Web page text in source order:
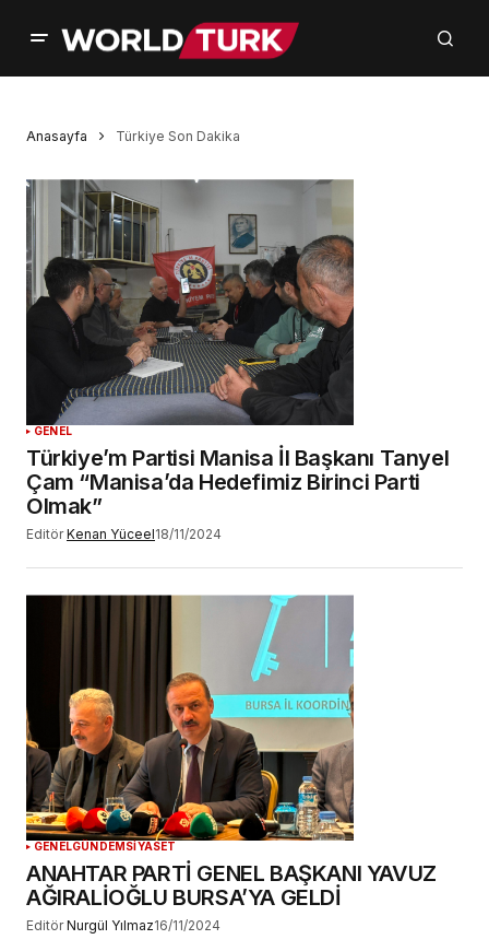
Anasayfa Türkiye Son Dakika
GENEL
Türkiye’m Partisi Manisa İl Başkanı Tanyel
Çam “Manisa’da Hedefimiz Birinci Parti
Olmak”
Editör Kenan Yüceel18/11/2024
GENELGÜNDEM SİYASET
ANAHTAR PARTİ GENEL BAŞKANI YAVUZ
AĞIRALİOĞLU BURSA’YA GELDİ
Editör Nurgül Yılmaz16/11/2024